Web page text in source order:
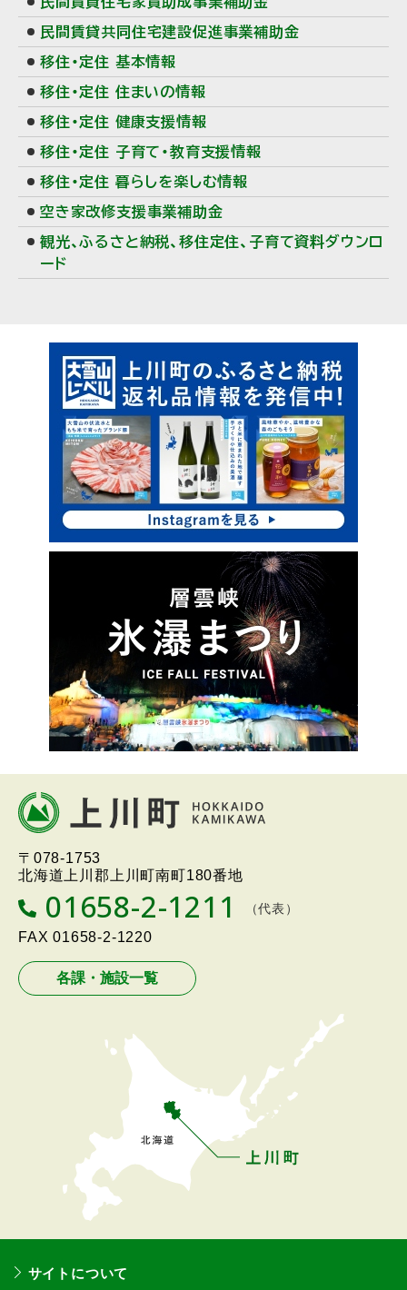
民間賃貸共同住宅建設促進事業補助金
移住・定住 基本情報
移住・定住 住まいの情報
移住・定住 健康支援情報
移住・定住 子育て・教育支援情報
移住・定住 暮らしを楽しむ情報
空き家改修支援事業補助金
観光、ふるさと納税、移住定住、子育て資料ダウンロ
ード
Twon
〒078-1753
北海道上川郡上川町南町180番地
T
E
L
01658-2-1211 （代表）
FAX 01658-2-1220
各課・施設一覧
サイトについて